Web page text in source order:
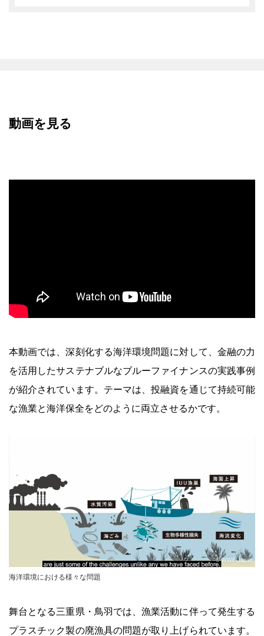
動画を見る
本動画では、深刻化する海洋環境問題に対して、金融の力
を活用したサステナブルなブルーファイナンスの実践事例
が紹介されています。テーマは、投融資を通じて持続可能
な漁業と海洋保全をどのように両立させるかです。
© WWF-Japan
海洋環境における様々な問題
舞台となる三重県・鳥羽では、漁業活動に伴って発生する
プラスチック製の廃漁具の問題が取り上げられています。